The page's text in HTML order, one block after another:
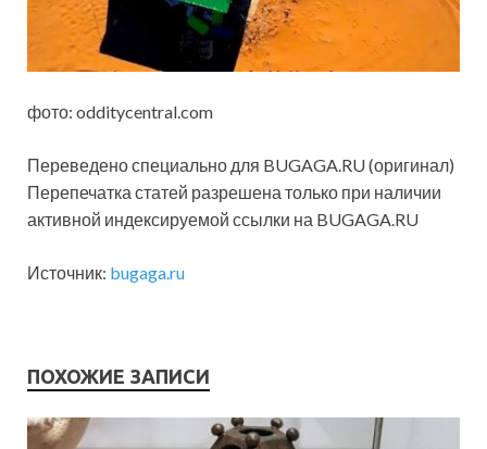
фото: odditycentral.com
Переведено специально для BUGAGA.RU (оригинал)
Перепечатка статей разрешена только при наличии
активной индексируемой ссылки на BUGAGA.RU
Источник: bugaga.ru
ПОХОЖИЕ ЗАПИСИ